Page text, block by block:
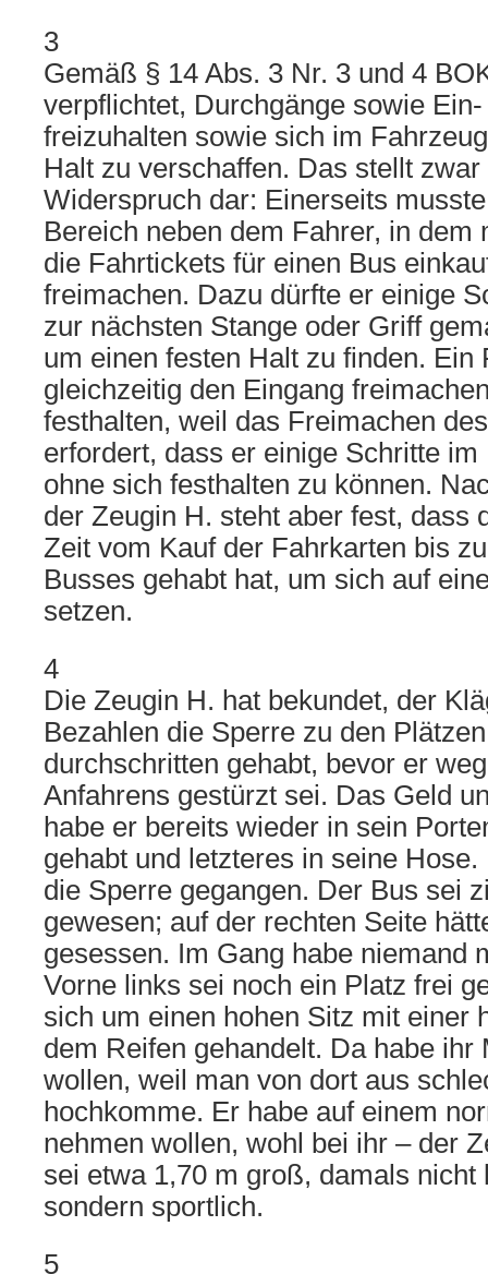
3
Gemäß § 14 Abs. 3 Nr. 3 und 4
verpflichtet, Durchgänge sowie
freizuhalten sowie sich im
Halt zu verschaffen. Das stellt
Widerspruch dar: Einerseits
Bereich neben dem Fahrer, in dem
die Fahrtickets für einen Bus
freimachen. Dazu dürfte er einige
zur nächsten Stange oder Griff
um einen festen Halt zu finden. Ein
gleichzeitig den Eingang
festhalten, weil das Freimachen
erfordert, dass er einige Schritte
ohne sich festhalten zu können.
der Zeugin H. steht aber fest, dass
Zeit vom Kauf der Fahrkarten bis
Busses gehabt hat, um sich auf
setzen.
4
Die Zeugin H. hat bekundet, der
Bezahlen die Sperre zu den
durchschritten gehabt, bevor er
Anfahrens gestürzt sei. Das Geld
habe er bereits wieder in sein
gehabt und letzteres in seine
die Sperre gegangen. Der Bus sei
gewesen; auf der rechten Seite
gesessen. Im Gang habe niemand
Vorne links sei noch ein Platz frei
sich um einen hohen Sitz mit einer
dem Reifen gehandelt. Da habe ihr
wollen, weil man von dort aus
hochkomme. Er habe auf einem
nehmen wollen, wohl bei ihr – der
sei etwa 1,70 m groß, damals nicht
sondern sportlich.
5